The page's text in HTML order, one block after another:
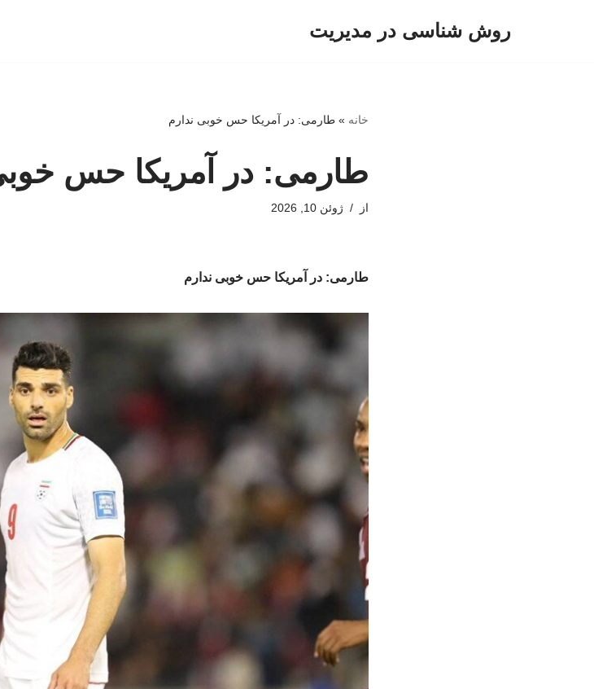
روش شناسی در مدیریت
خانه »طارمی: در آمریکا حس خوبی ندارم
طارمی: در آمریکا حس
از ژوئن 10, 2026
طارمی: در آمریکا حس خوبی ندارم